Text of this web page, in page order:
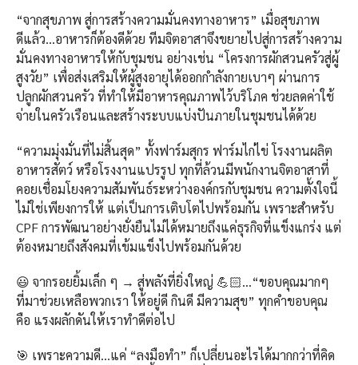
“จากสุขภาพ สู่การสร้างความมั่นคงทางอาหาร” เมื่อสุขภาพ
ดีแล้ว…อาหารก็ต้องดีด้วย ทีมจิตอาสาจึงขยายไปสู่การสร้างความ
มั่นคงทางอาหารให้กับชุมชน อย่างเช่น “โครงการผักสวนครัวสู่ผู้
สูงวัย” เพื่อส่งเสริมให้ผู้สูงอายุได้ออกกำลังกายเบาๆ ผ่านการ
ปลูกผักสวนครัว ที่ทำให้มีอาหารคุณภาพไว้บริโภค ช่วยลดค่าใช้
จ่ายในครัวเรือนและสร้างระบบแบ่งปันภายในชุมชนได้ด้วย
“ความมุ่งมั่นที่ไม่สิ้นสุด” ทั้งฟาร์มสุกร ฟาร์มไก่ไข่ โรงงานผลิต
อาหารสัตว์ หรือโรงงานแปรรูป ทุกที่ล้วนมีพนักงานจิตอาสาที่
คอยเชื่อมโยงความสัมพันธ์ระหว่างองค์กรกับชุมชน ความตั้งใจนี้
ไม่ใช่เพียงการให้ แต่เป็นการเติบโตไปพร้อมกัน เพราะสำหรับ
CPF การพัฒนาอย่างยั่งยืนไม่ได้หมายถึงแค่ธุรกิจที่แข็งแกร่ง แต่
ต้องหมายถึงสังคมที่เข้มแข็งไปพร้อมกันด้วย
😃 จากรอยยิ้มเล็ก ๆ → สู่พลังที่ยิ่งใหญ่ 💪🏻…“ขอบคุณมากๆ
ที่มาช่วยเหลือพวกเรา ให้อยู่ดี กินดี มีความสุข” ทุกคำขอบคุณ
คือ แรงผลักดันให้เราทำดีต่อไป
🎯 เพราะความดี…แค่ “ลงมือทำ” ก็เปลี่ยนอะไรได้มากกว่าที่คิด